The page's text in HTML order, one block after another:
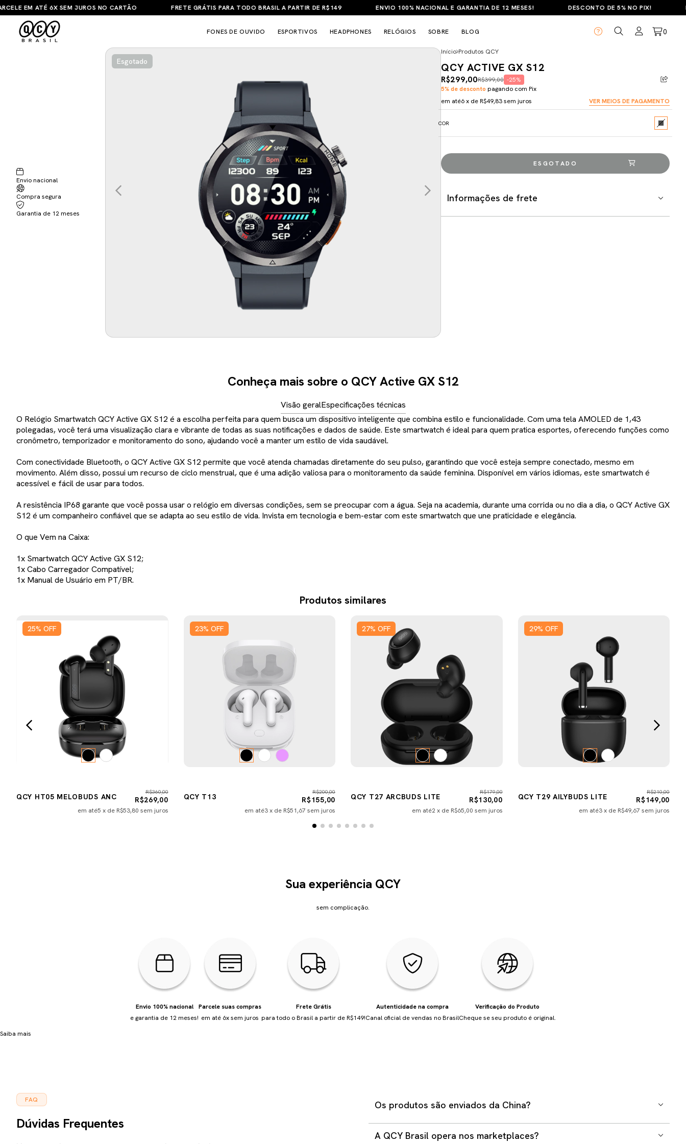
EM ATÉ 6X SEM JUROS NO CARTÃO FRETE GRÁTIS PARA TODO BRASIL A PARTIR DE R$149 ENVIO 100% NACIONAL E GARANTIA DE 12 MESES! DESCONTO DE 5% NO PIX!
FONES DE OUVIDO ESPORTIVOS HEADPHONES RELÓGIOS SOBRE BLOG 0
Envio nacional
Compra segura
Garantia de 12 meses
Esgotado
Início Produtos QCY
QCY ACTIVE GX S12
R$299,00R$399,00 -25%
5% de desconto pagando com Pix
em até6x deR$49,83sem juros VER MEIOS DE PAGAMENTO
COR
Informações de frete
Conheça mais sobre o QCY Active GX S12
Visão geralEspecificações técnicas
O Relógio Smartwatch QCY Active GX S12 é a escolha perfeita para quem busca um dispositivo inteligente que combina estilo e funcionalidade. Com uma tela AMOLED de 1,43
polegadas, você terá uma visualização clara e vibrante de todas as suas notificações e dados de saúde. Este smartwatch é ideal para quem pratica esportes, oferecendo funções como
cronômetro, temporizador e monitoramento do sono, ajudando você a manter um estilo de vida saudável.
Com conectividade Bluetooth, o QCY Active GX S12 permite que você atenda chamadas diretamente do seu pulso, garantindo que você esteja sempre conectado, mesmo em
movimento. Além disso, possui um recurso de ciclo menstrual, que é uma adição valiosa para o monitoramento da saúde feminina. Disponível em vários idiomas, este smartwatch é
acessível e fácil de usar para todos.
A resistência IP68 garante que você possa usar o relógio em diversas condições, sem se preocupar com a água. Seja na academia, durante uma corrida ou no dia a dia, o QCY Active GX
S12 é um companheiro confiável que se adapta ao seu estilo de vida. Invista em tecnologia e bem-estar com este smartwatch que une praticidade e elegância.
O que Vem na Caixa:
1x Smartwatch QCY Active GX S12;
1x Cabo Carregador Compatível;
1x Manual de Usuário em PT/BR.
Produtos similares
25% OFF
QCY HT05 MELOBUDS ANC R$360,00
R$269,00
em até5 x de R$53,80 sem juros
23% OFF
QCY T13 R$200,00
R$155,00
em até3x de R$51,67 sem juros
27% OFF
QCY T27 ARCBUDS LITE R$179,00
R$130,00
em até2 x de R$65,00 sem juros
29% OFF
QCY T29 AILYBUDS LITE R$210,00
R$149,00
em até3x de R$49,67 sem juros
Sua experiência QCY
sem complicação.
Envio 100% nacional
e garantia de 12 meses!
Parcele suas compras
em até 6x sem juros
Frete Grátis
para todo o Brasil a partir de R$149!
Autenticidade na compra
Canal oficial de vendas no Brasil
Verificação do Produto
Cheque se seu produto é original.
Saiba mais
FAQ
Dúvidas Frequentes
Os produtos são enviados da China?
demais lojas oficiais gerenciadas pelo time da QCY Brasil. Todos os produtos
A QCY Brasil opera nos marketplaces?